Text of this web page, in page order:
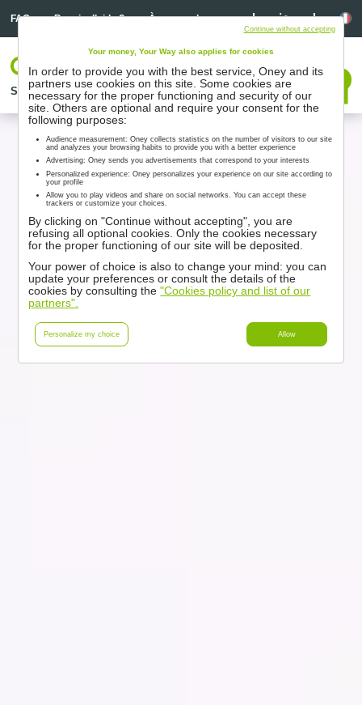
FAQ Besoin d’aide ? À propos de nous Linkedin
Linkedin
Solutions Nos partenaires Accompagnement Ressources
Votre espace
Nous contacter
Your money, Your Way also applies for cookies
In order to provide you with the best service, Oney and its
partners use cookies on this site. Some cookies are
necessary for the proper functioning and security of our
site. Others are optional and require your consent for the
following purposes:
Audience measurement: Oney collects statistics on the number of visitors to our site
and analyzes your browsing habits to provide you with a better experience
Advertising: Oney sends you advertisements that correspond to your interests
Personalized experience: Oney personalizes your experience on our site according to
your profile
Allow you to play videos and share on social networks. You can accept these
trackers or customize your choices.
By clicking on "Continue without accepting", you are
refusing all optional cookies. Only the cookies necessary
for the proper functioning of our site will be deposited.
Your power of choice is also to change your mind: you can
update your preferences or consult the details of the
cookies by consulting the"Cookies policy and list of our
partners".
Personalize my choice Allow
Continue without accepting